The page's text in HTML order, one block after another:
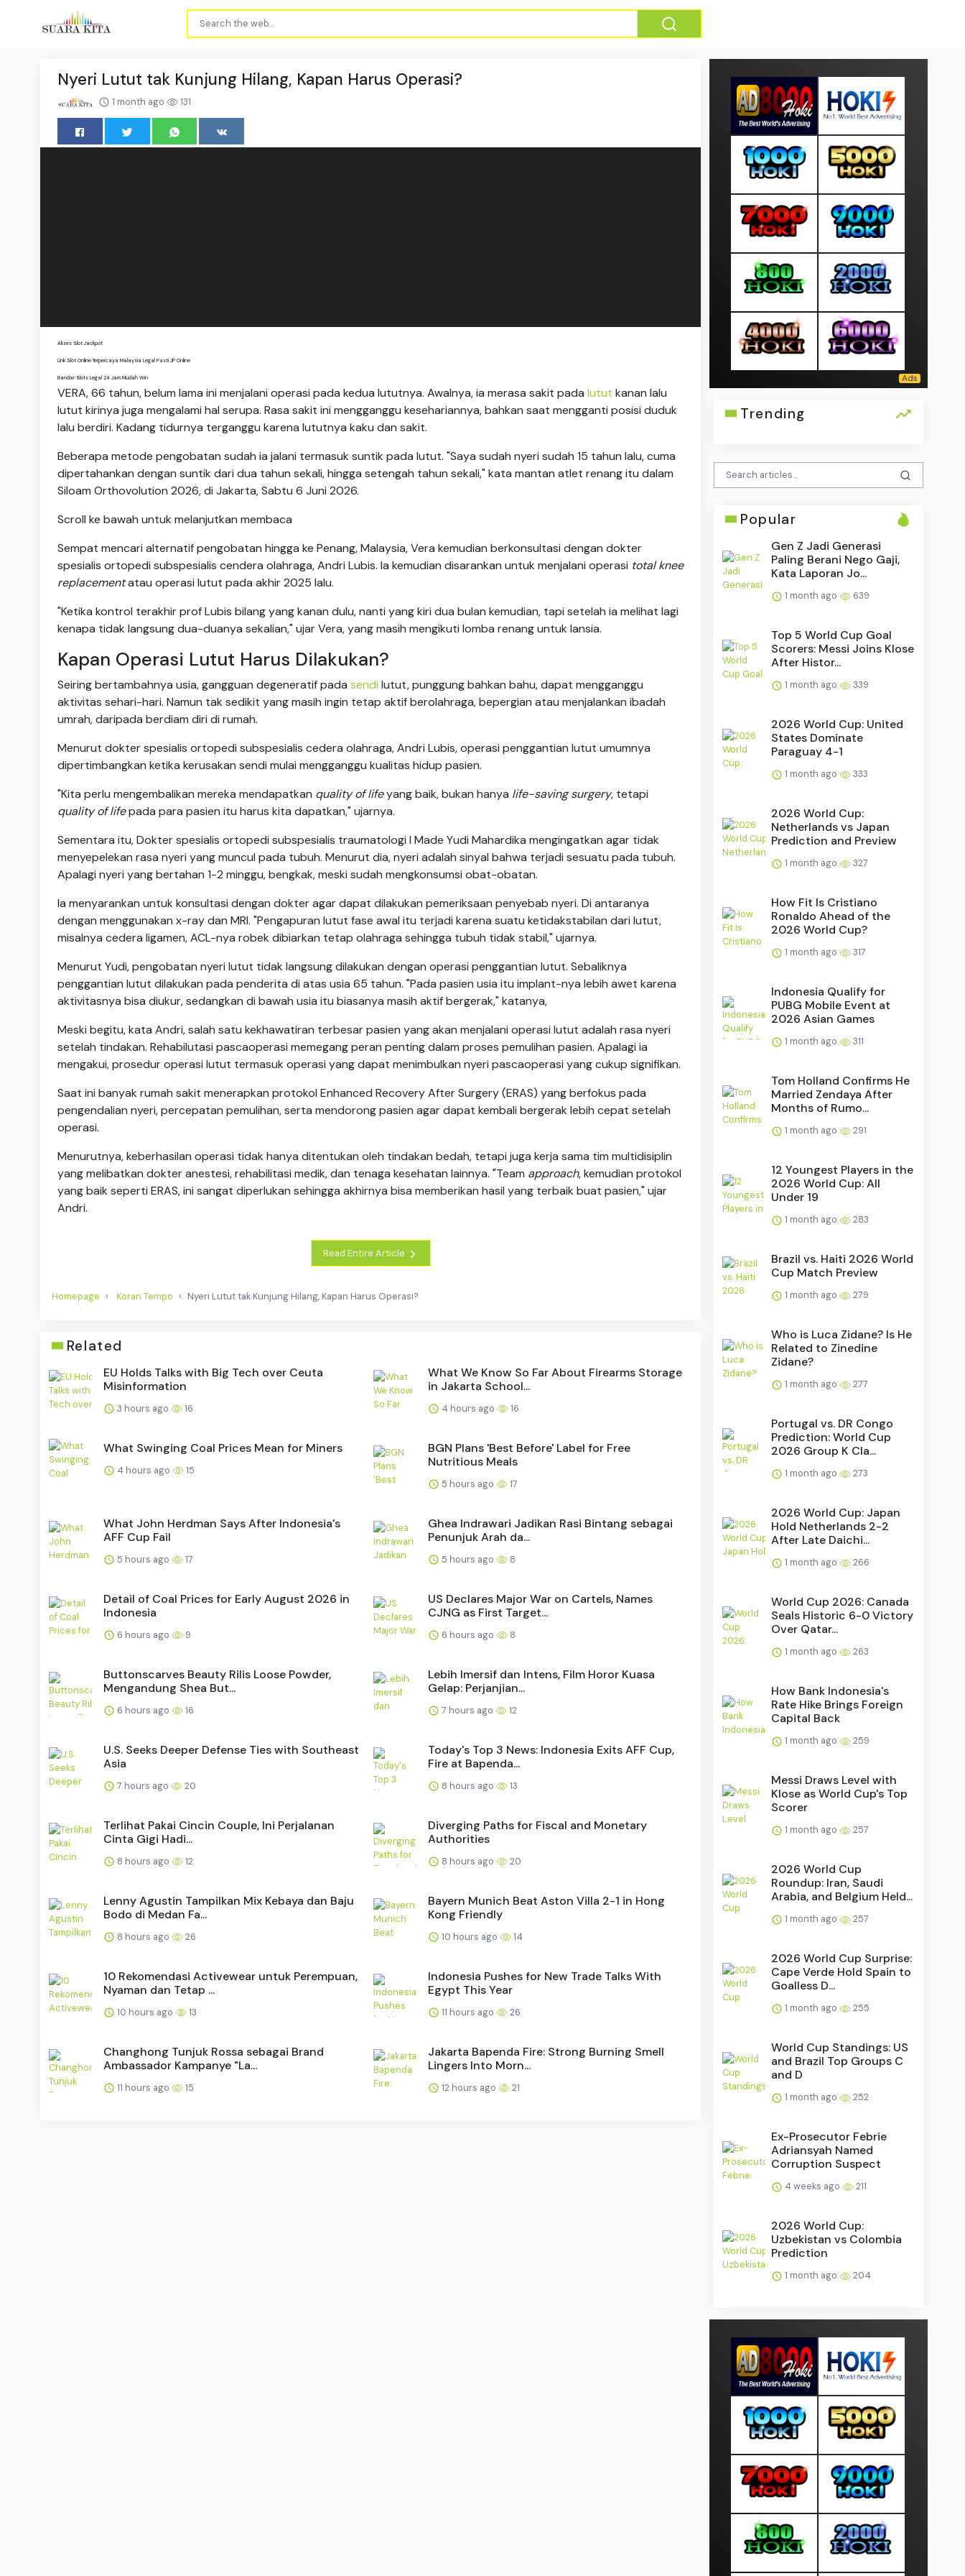
Nyeri Lutut tak Kunjung Hilang, Kapan Harus Operasi?
1 month ago 131
Akses Slot Jackpot
Link Slot Online Terpercaya Malaysia Legal Pasti JP Online
Bandar Slots Legal 24 Jam Mudah Win
VERA, 66 tahun, belum lama ini menjalani operasi pada kedua lututnya. Awalnya, ia merasa sakit pada lutut kanan lalu
lutut kirinya juga mengalami hal serupa. Rasa sakit ini mengganggu kesehariannya, bahkan saat mengganti posisi duduk
lalu berdiri. Kadang tidurnya terganggu karena lututnya kaku dan sakit.
Beberapa metode pengobatan sudah ia jalani termasuk suntik pada lutut. "Saya sudah nyeri sudah 15 tahun lalu, cuma
dipertahankan dengan suntik dari dua tahun sekali, hingga setengah tahun sekali," kata mantan atlet renang itu dalam
Siloam Orthovolution 2026, di Jakarta, Sabtu 6 Juni 2026.
Scroll ke bawah untuk melanjutkan membaca
Sempat mencari alternatif pengobatan hingga ke Penang, Malaysia, Vera kemudian berkonsultasi dengan dokter
spesialis ortopedi subspesialis cendera olahraga, Andri Lubis. Ia kemudian disarankan untuk menjalani operasi total knee
replacementatau operasi lutut pada akhir 2025 lalu.
"Ketika kontrol terakhir prof Lubis bilang yang kanan dulu, nanti yang kiri dua bulan kemudian, tapi setelah ia melihat lagi
kenapa tidak langsung dua-duanya sekalian," ujar Vera, yang masih mengikuti lomba renang untuk lansia.
Kapan Operasi Lutut Harus Dilakukan?
Seiring bertambahnya usia, gangguan degeneratif pada sendi lutut, punggung bahkan bahu, dapat mengganggu
aktivitas sehari-hari. Namun tak sedikit yang masih ingin tetap aktif berolahraga, bepergian atau menjalankan ibadah
umrah, daripada berdiam diri di rumah.
Menurut dokter spesialis ortopedi subspesialis cedera olahraga, Andri Lubis, operasi penggantian lutut umumnya
dipertimbangkan ketika kerusakan sendi mulai mengganggu kualitas hidup pasien.
"Kita perlu mengembalikan mereka mendapatkan quality of lifeyang baik, bukan hanya life-saving surgery, tetapi
quality of lifepada para pasien itu harus kita dapatkan," ujarnya.
Sementara itu, Dokter spesialis ortopedi subspesialis traumatologi I Made Yudi Mahardika mengingatkan agar tidak
menyepelekan rasa nyeri yang muncul pada tubuh. Menurut dia, nyeri adalah sinyal bahwa terjadi sesuatu pada tubuh.
Apalagi nyeri yang bertahan 1-2 minggu, bengkak, meski sudah mengkonsumsi obat-obatan.
Ia menyarankan untuk konsultasi dengan dokter agar dapat dilakukan pemeriksaan penyebab nyeri. Di antaranya
dengan menggunakan x-ray dan MRI. "Pengapuran lutut fase awal itu terjadi karena suatu ketidakstabilan dari lutut,
misalnya cedera ligamen, ACL-nya robek dibiarkan tetap olahraga sehingga tubuh tidak stabil," ujarnya.
Menurut Yudi, pengobatan nyeri lutut tidak langsung dilakukan dengan operasi penggantian lutut. Sebaliknya
penggantian lutut dilakukan pada penderita di atas usia 65 tahun. "Pada pasien usia itu implant-nya lebih awet karena
aktivitasnya bisa diukur, sedangkan di bawah usia itu biasanya masih aktif bergerak," katanya,
Meski begitu, kata Andri, salah satu kekhawatiran terbesar pasien yang akan menjalani operasi lutut adalah rasa nyeri
setelah tindakan. Rehabilutasi pascaoperasi memegang peran penting dalam proses pemulihan pasien. Apalagi ia
mengakui, prosedur operasi lutut termasuk operasi yang dapat menimbulkan nyeri pascaoperasi yang cukup signifikan.
Saat ini banyak rumah sakit menerapkan protokol Enhanced Recovery After Surgery (ERAS) yang berfokus pada
pengendalian nyeri, percepatan pemulihan, serta mendorong pasien agar dapat kembali bergerak lebih cepat setelah
operasi.
Menurutnya, keberhasilan operasi tidak hanya ditentukan oleh tindakan bedah, tetapi juga kerja sama tim multidisiplin
yang melibatkan dokter anestesi, rehabilitasi medik, dan tenaga kesehatan lainnya. "Team approach, kemudian protokol
yang baik seperti ERAS, ini sangat diperlukan sehingga akhirnya bisa memberikan hasil yang terbaik buat pasien," ujar
Andri.
Read Entire Article
Homepage Koran Tempo Nyeri Lutut tak Kunjung Hilang, Kapan Harus Operasi?
Related
EU Holds Talks with Big Tech over Ceuta
Misinformation
3 hours ago 16
What We Know So Far About Firearms Storage
in Jakarta School...
4 hours ago 16
What Swinging Coal Prices Mean for Miners
4 hours ago 15
BGN Plans 'Best Before' Label for Free
Nutritious Meals
5 hours ago 17
What John Herdman Says After Indonesia's
AFF Cup Fail
5 hours ago 17
Ghea Indrawari Jadikan Rasi Bintang sebagai
Penunjuk Arah da...
5 hours ago 8
Detail of Coal Prices for Early August 2026 in
Indonesia
6 hours ago 9
US Declares Major War on Cartels, Names
CJNG as First Target...
6 hours ago 8
Buttonscarves Beauty Rilis Loose Powder,
Mengandung Shea But...
6 hours ago 16
Lebih Imersif dan Intens, Film Horor Kuasa
Gelap: Perjanjian...
7 hours ago 12
U.S. Seeks Deeper Defense Ties with Southeast
Asia
7 hours ago 20
Today's Top 3 News: Indonesia Exits AFF Cup,
Fire at Bapenda...
8 hours ago 13
Terlihat Pakai Cincin Couple, Ini Perjalanan
Cinta Gigi Hadi...
8 hours ago 12
Diverging Paths for Fiscal and Monetary
Authorities
8 hours ago 20
Lenny Agustin Tampilkan Mix Kebaya dan Baju
Bodo di Medan Fa...
8 hours ago 26
Bayern Munich Beat Aston Villa 2-1 in Hong
Kong Friendly
10 hours ago 14
10 Rekomendasi Activewear untuk Perempuan,
Nyaman dan Tetap ...
10 hours ago 13
Indonesia Pushes for New Trade Talks With
Egypt This Year
11 hours ago 26
Changhong Tunjuk Rossa sebagai Brand
Ambassador Kampanye "La...
11 hours ago 15
Jakarta Bapenda Fire: Strong Burning Smell
Lingers Into Morn...
12 hours ago 21
Trending
Popular
Gen Z Jadi Generasi
Paling Berani Nego Gaji,
Kata Laporan Jo...
1 month ago 639
Top 5 World Cup Goal
Scorers: Messi Joins Klose
After Histor...
1 month ago 339
2026 World Cup: United
States Dominate
Paraguay 4-1
1 month ago 333
2026 World Cup:
Netherlands vs Japan
Prediction and Preview
1 month ago 327
How Fit Is Cristiano
Ronaldo Ahead of the
2026 World Cup?
1 month ago 317
Indonesia Qualify for
PUBG Mobile Event at
2026 Asian Games
1 month ago 311
Tom Holland Confirms He
Married Zendaya After
Months of Rumo...
1 month ago 291
12 Youngest Players in the
2026 World Cup: All
Under 19
1 month ago 283
Brazil vs. Haiti 2026 World
Cup Match Preview
1 month ago 279
Who is Luca Zidane? Is He
Related to Zinedine
Zidane?
1 month ago 277
Portugal vs. DR Congo
Prediction: World Cup
2026 Group K Cla...
1 month ago 273
2026 World Cup: Japan
Hold Netherlands 2-2
After Late Daichi...
1 month ago 266
World Cup 2026: Canada
Seals Historic 6-0 Victory
Over Qatar...
1 month ago 263
How Bank Indonesia's
Rate Hike Brings Foreign
Capital Back
1 month ago 259
Messi Draws Level with
Klose as World Cup's Top
Scorer
1 month ago 257
2026 World Cup
Roundup: Iran, Saudi
Arabia, and Belgium Held...
1 month ago 257
2026 World Cup Surprise:
Cape Verde Hold Spain to
Goalless D...
1 month ago 255
World Cup Standings: US
and Brazil Top Groups C
and D
1 month ago 252
Ex-Prosecutor Febrie
Adriansyah Named
Corruption Suspect
4 weeks ago 211
2026 World Cup:
Uzbekistan vs Colombia
Prediction
1 month ago 204